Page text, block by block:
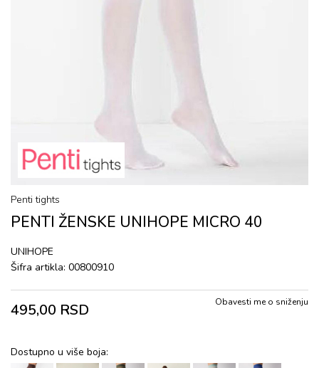
Penti tights
PENTI ŽENSKE UNIHOPE MICRO 40
UNIHOPE
Šifra artikla: 00800910
495,00 RSD Obavesti me o sniženju
Dostupno u više boja: